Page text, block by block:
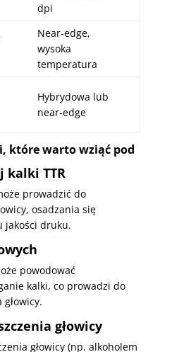
dpi
Near‑edge,
wysoka
temperatura
Hybrydowa lub
near‑edge
które warto wziąć pod
kalki TTR
prowadzić do
osadzania się
jakości druku.
powodować
kalki, co prowadzi do
głowicy
głowicy (np. alkoholem